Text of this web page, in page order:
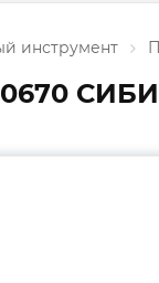
инструмент